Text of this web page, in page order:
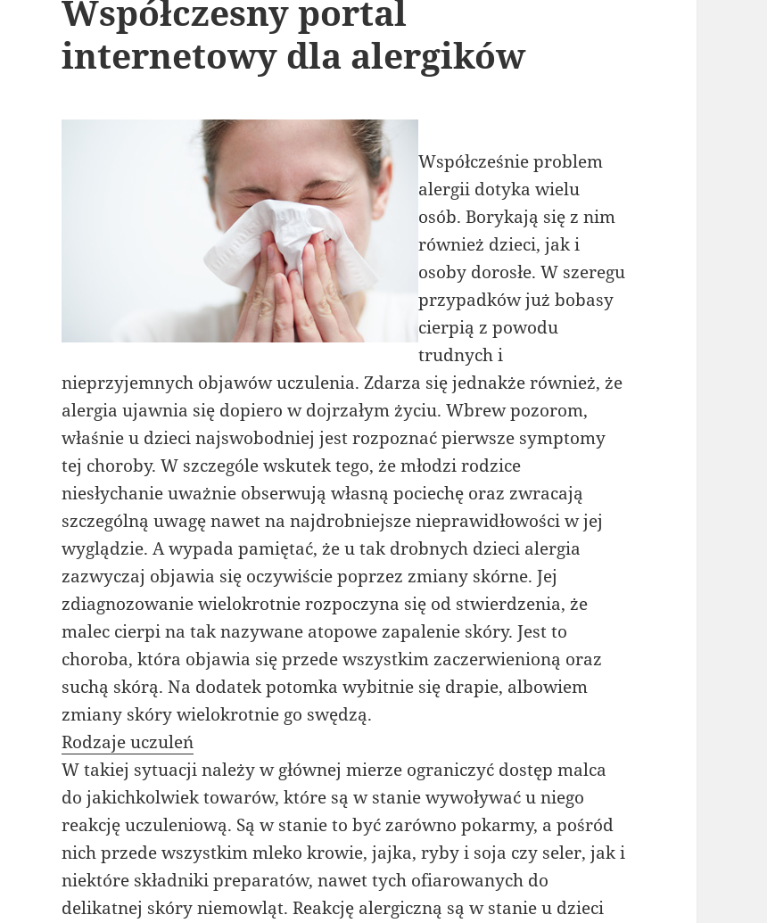
Współczesny portal
internetowy dla alergików
Współcześnie problem
alergii dotyka wielu
osób. Borykają się z nim
również dzieci, jak i
osoby dorosłe. W szeregu
przypadków już bobasy
cierpią z powodu
trudnych i
nieprzyjemnych objawów uczulenia. Zdarza się jednakże również, że
alergia ujawnia się dopiero w dojrzałym życiu. Wbrew pozorom,
właśnie u dzieci najswobodniej jest rozpoznać pierwsze symptomy
tej choroby. W szczególe wskutek tego, że młodzi rodzice
niesłychanie uważnie obserwują własną pociechę oraz zwracają
szczególną uwagę nawet na najdrobniejsze nieprawidłowości w jej
wyglądzie. A wypada pamiętać, że u tak drobnych dzieci alergia
zazwyczaj objawia się oczywiście poprzez zmiany skórne. Jej
zdiagnozowanie wielokrotnie rozpoczyna się od stwierdzenia, że
malec cierpi na tak nazywane atopowe zapalenie skóry. Jest to
choroba, która objawia się przede wszystkim zaczerwienioną oraz
suchą skórą. Na dodatek potomka wybitnie się drapie, albowiem
zmiany skóry wielokrotnie go swędzą.
Rodzaje uczuleń
W takiej sytuacji należy w głównej mierze ograniczyć dostęp malca
do jakichkolwiek towarów, które są w stanie wywoływać u niego
reakcję uczuleniową. Są w stanie to być zarówno pokarmy, a pośród
nich przede wszystkim mleko krowie, jajka, ryby i soja czy seler, jak i
niektóre składniki preparatów, nawet tych ofiarowanych do
delikatnej skóry niemowląt. Reakcję alergiczną są w stanie u dzieci